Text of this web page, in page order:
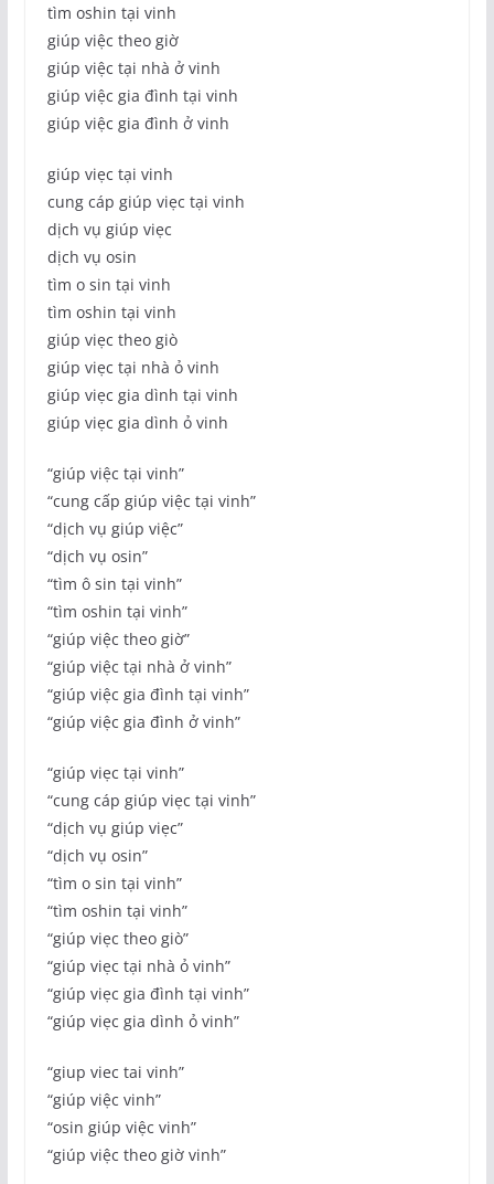
tìm oshin tại vinh
giúp việc theo giờ
giúp việc tại nhà ở vinh
giúp việc gia đình tại vinh
giúp việc gia đình ở vinh
giúp viẹc tại vinh
cung cáp giúp viẹc tại vinh
dịch vụ giúp viẹc
dịch vụ osin
tìm o sin tại vinh
tìm oshin tại vinh
giúp viẹc theo giò
giúp viẹc tại nhà ỏ vinh
giúp viẹc gia dình tại vinh
giúp viẹc gia dình ỏ vinh
“giúp việc tại vinh”
“cung cấp giúp việc tại vinh”
“dịch vụ giúp việc”
“dịch vụ osin”
“tìm ô sin tại vinh”
“tìm oshin tại vinh”
“giúp việc theo giờ”
“giúp việc tại nhà ở vinh”
“giúp việc gia đình tại vinh”
“giúp việc gia đình ở vinh”
“giúp viẹc tại vinh”
“cung cáp giúp viẹc tại vinh”
“dịch vụ giúp viẹc”
“dịch vụ osin”
“tìm o sin tại vinh”
“tìm oshin tại vinh”
“giúp viẹc theo giò”
“giúp viẹc tại nhà ỏ vinh”
“giúp viẹc gia đình tại vinh”
“giúp viẹc gia dình ỏ vinh”
“giup viec tai vinh”
“giúp việc vinh”
“osin giúp việc vinh”
“giúp việc theo giờ vinh”